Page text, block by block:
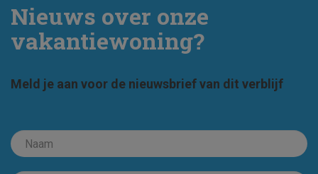
Nieuws over onze
vakantiewoning?
Meld je aan voor de nieuwsbrief van dit verblijf